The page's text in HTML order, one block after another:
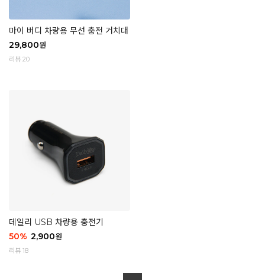
마이 버디 차량용 무선 충전 거치대
29,800원
리뷰 20
데일리 USB 차량용 충전기
50% 2,900원
리뷰 18